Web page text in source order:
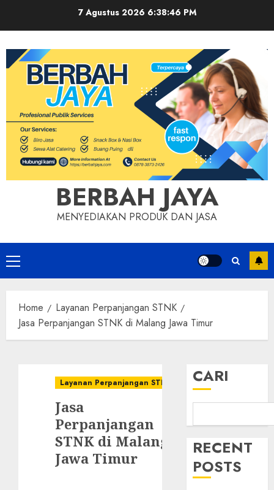
7 Agustus 2026 6:38:46 PM
BERBAH JAYA
MENYEDIAKAN PRODUK DAN JASA
Primary
Menu
Home
Layanan Perpanjangan STNK
Jasa Perpanjangan STNK di Malang Jawa Timur
Layanan Perpanjangan STNK
Jasa
Perpanjangan
STNK di Malang
Jawa Timur
CARI
RECENT
POSTS